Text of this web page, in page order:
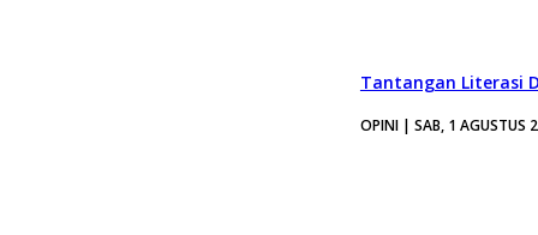
Tantangan Literasi
OPINI | SAB, 1 AGUSTUS